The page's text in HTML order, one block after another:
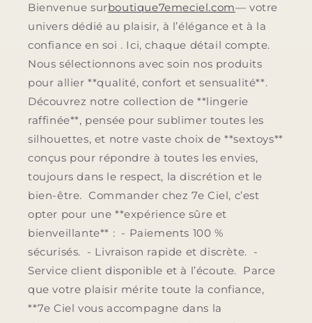
Bienvenue surboutique7emeciel.com— votre
univers dédié au plaisir, à l’élégance et à la
confiance en soi . Ici, chaque détail compte.
Nous sélectionnons avec soin nos produits
pour allier **qualité, confort et sensualité**.
Découvrez notre collection de **lingerie
raffinée**, pensée pour sublimer toutes les
silhouettes, et notre vaste choix de **sextoys**
conçus pour répondre à toutes les envies,
toujours dans le respect, la discrétion et le
bien-être. Commander chez 7e Ciel, c’est
opter pour une **expérience sûre et
bienveillante** : - Paiements 100 %
sécurisés. - Livraison rapide et discrète. -
Service client disponible et à l’écoute. Parce
que votre plaisir mérite toute la confiance,
**7e Ciel vous accompagne dans la